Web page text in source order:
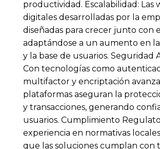
productividad. Escalabilidad: Las
digitales desarrolladas por la
diseñadas para crecer junto con
adaptándose a un aumento en
y la base de usuarios. Seguridad
Con tecnologías como
multifactor y encriptación
plataformas aseguran la
y transacciones, generando
usuarios. Cumplimiento
experiencia en normativas
que las soluciones cumplan con